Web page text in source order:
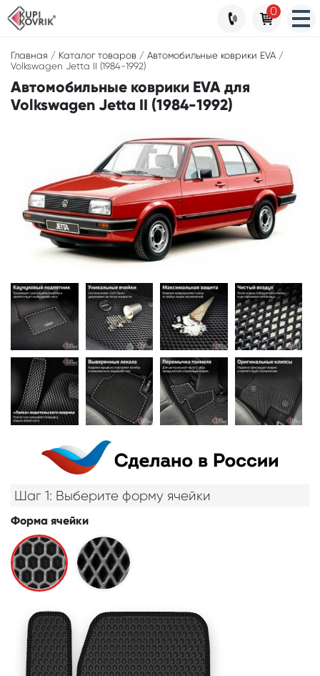
Главная / Каталог товаров / Автомобильные коврики EVA /
Volkswagen Jetta II (1984-1992)
Автомобильные коврики EVA для
Volkswagen Jetta II (1984-1992)
Шаг 1: Выберите форму ячейки
Форма ячейки
0